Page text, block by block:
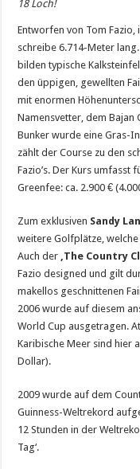
18 Loch!
Entworfen von Tom Fazio,
schreibe 6.714-Meter
bilden typische
den üppigen, gewellten
mit enormen
Namensvetter, dem Bajan
Bunker wurde eine Gras-
zählt der Course zu den
Fazio’s. Der Kurs umfasst
Greenfee: ca. 2.900 €
Zum exklusiven Sandy
weitere Golfplätze,
Auch der ‚The Country
Fazio designed und gilt
makellos geschnittenen
2006 wurde auf diesem
World Cup ausgetragen.
Karibische Meer sind hier
Dollar).
2009 wurde auf dem
Guinness-Weltrekord
12 Stunden in der
Tag‘.